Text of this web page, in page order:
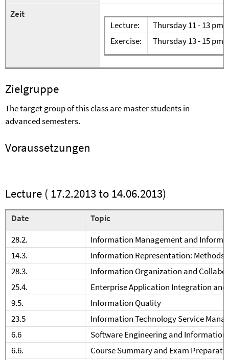
Zeit
Lecture:
Thursday 11 - 13
Exercise:
Thursday 13 - 15
Zielgruppe
The target group of this class are master students in
advanced semesters.
Voraussetzungen
Lecture ( 17.2.2013 to 14.06.2013)
Date
Topic
28.2.
Information Management and
14.3.
Information Representation: Methods
28.3.
Information Organization and
25.4.
Enterprise Application Integration
9.5.
Information Quality
23.5
Information Technology Service
6.6
Software Engineering and
6.6.
Course Summary and Exam